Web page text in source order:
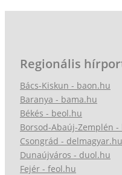
Regionális
Bács-Kiskun - baon.hu
Baranya - bama.hu
Békés - beol.hu
Borsod-Abaúj-Zemplén -
Csongrád - delmagyar.hu
Dunaújváros - duol.hu
Fejér - feol.hu